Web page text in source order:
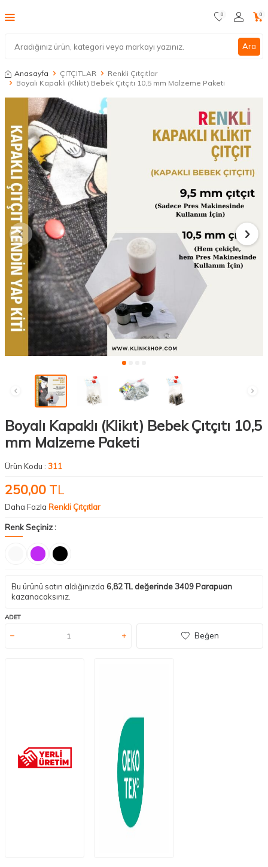
Ara
0 0
Anasayfa ÇITÇITLAR
Renkli Çıtçıtlar
Boyalı Kapaklı (Klikıt) Bebek Çıtçıtı 10,5 mm Malzeme Paketi
Boyalı Kapaklı (Klikıt) Bebek Çıtçıtı 10,5
mm Malzeme Paketi
Ürün Kodu : 311
250,00 TL
Daha Fazla Renkli Çıtçıtlar
Renk Seçiniz :
Bu ürünü satın aldığınızda 6,82TL değerinde 3409Parapuan
kazanacaksınız.
ADET
Beğen